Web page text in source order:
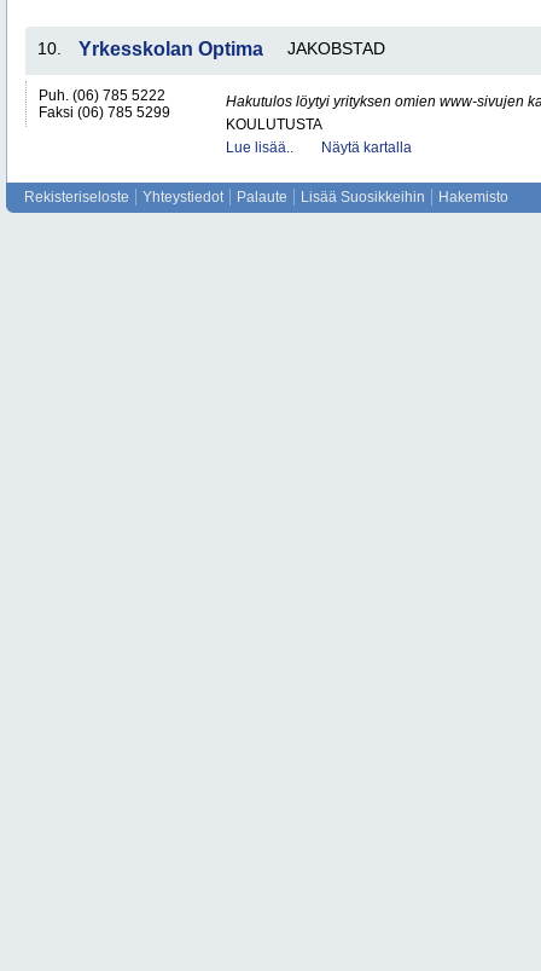
10. Yrkesskolan Optima JAKOBSTAD
Puh. (06) 785 5222
Faksi (06) 785 5299
Hakutulos löytyi yrityksen omien www-sivujen
KOULUTUSTA
Lue lisää..
Näytä kartalla
Rekisteriseloste Yhteystiedot Palaute Lisää Suosikkeihin Hakemisto